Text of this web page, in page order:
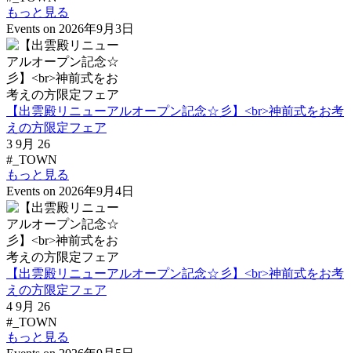
もっと見る
Events on 2026年9月3日
【出雲殿リニューアルオープン記念☆彡】<br>神前式をお考
えの方限定フェア
3 9月 26
#_TOWN
もっと見る
Events on 2026年9月4日
【出雲殿リニューアルオープン記念☆彡】<br>神前式をお考
えの方限定フェア
4 9月 26
#_TOWN
もっと見る